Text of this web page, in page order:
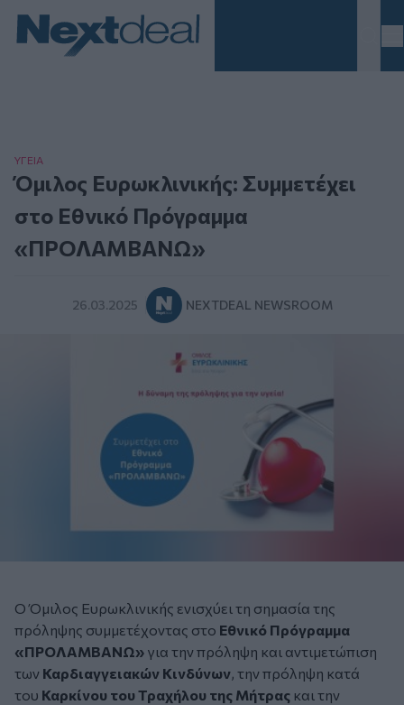
ΥΓΕΙΑ
Όμιλος Ευρωκλινικής: Συμμετέχει
στο Εθνικό Πρόγραμμα
«ΠΡΟΛΑΜΒΑΝΩ»
26.03.2025 NEXTDEAL NEWSROOM
Ο Όμιλος Ευρωκλινικής ενισχύει τη σημασία της
πρόληψης συμμετέχοντας στο Εθνικό Πρόγραμμα
«ΠΡΟΛΑΜΒΑΝΩ» για την πρόληψη και αντιμετώπιση
των Καρδιαγγειακών Κινδύνων, την πρόληψη κατά
του Καρκίνου του Τραχήλου της Μήτρας και την